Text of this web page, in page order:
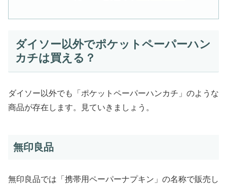
ダイソー以外でポケットペーパーハン
カチは買える？
ダイソー以外でも「ポケットペーパーハンカチ」のような
商品が存在します。見ていきましょう。
無印良品
無印良品では「携帯用ペーパーナプキン」の名称で販売し